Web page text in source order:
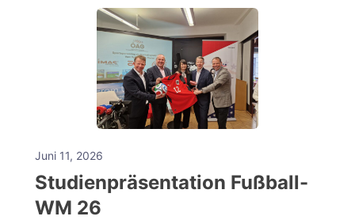
Juni 11, 2026
Studienpräsentation Fußball-
WM 26